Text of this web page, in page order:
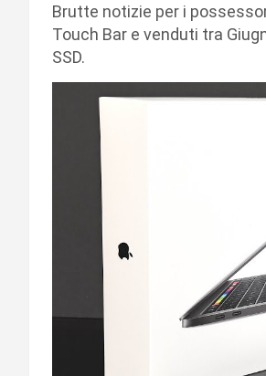
Brutte notizie per i
Touch Bar e venduti tra
SSD.